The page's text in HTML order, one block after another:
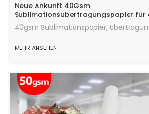
Neue Ankunft 40Gsm
Sublimationsübertragungspapier für
Druck
MEHR ANSEHEN